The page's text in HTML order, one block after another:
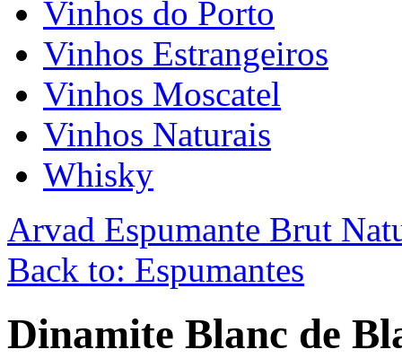
Vinhos do Porto
Vinhos Estrangeiros
Vinhos Moscatel
Vinhos Naturais
Whisky
Arvad Espumante Brut
Back to: Espumantes
Dinamite Blanc de